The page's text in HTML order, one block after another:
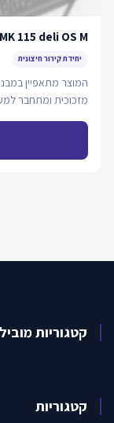
115 deli OS M
יחידת קירור חיצונית
המוצר מתאפיין
מזכוכית ומתחבר
קטגוריות
קטגוריות